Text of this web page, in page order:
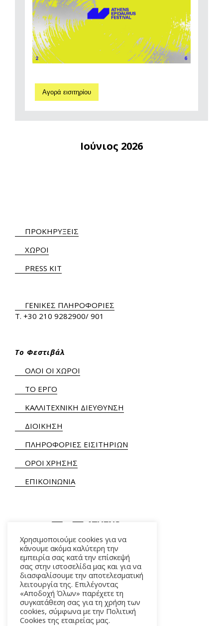
Αγορά εισιτηρίου
Ιούνιος 2026
ΠΡΟΚΗΡΥΞΕΙΣ
ΧΩΡΟΙ
PRESS KIT
ΓΕΝΙΚΕΣ ΠΛΗΡΟΦΟΡΙΕΣ
Τ. +30 210 9282900/ 901
Το Φεστιβάλ
ΟΛΟΙ ΟΙ ΧΩΡΟΙ
ΤΟ ΕΡΓΟ
ΚΑΛΛΙΤΕΧΝΙΚΗ ΔΙΕΥΘΥΝΣΗ
ΔΙΟΙΚΗΣΗ
ΠΛΗΡΟΦΟΡΙΕΣ ΕΙΣΙΤΗΡΙΩΝ
ΟΡΟΙ ΧΡΗΣΗΣ
ΕΠΙΚΟΙΝΩΝΙΑ
ΑΛΚΜΗΝΗΣ 5 – 118 54 ΑΘΗΝΑ
Χρησιμοποιούμε cookies για να
κάνουμε ακόμα καλύτερη την
εμπειρία σας κατά την επίσκεψή
σας στην ιστοσελίδα μας και για να
διασφαλίσουμε την αποτελεσματική
λειτουργία της. Επιλέγοντας
«Αποδοχή Όλων» παρέχετε τη
συγκατάθεση σας για τη χρήση των
cookies, σύμφωνα με την Πολιτική
Cookies της εταιρείας μας.